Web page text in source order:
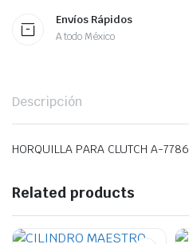
Envíos Rápidos
A todo México
Descripción
HORQUILLA PARA CLUTCH A-7786
Related products